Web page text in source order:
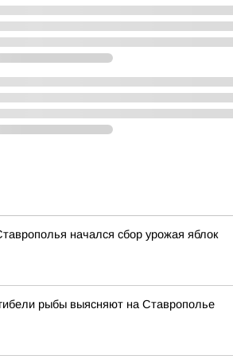
начался сбор урожая яблок
рыбы выясняют на Ставрополье